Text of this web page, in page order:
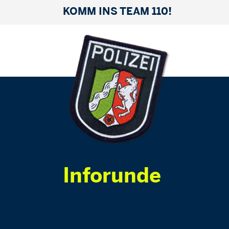
KOMM INS TEAM 110!
Inforunde